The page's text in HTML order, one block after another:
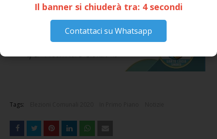
Tags:
Il banner si chiuderà tra: 2secondi
Contattaci su Whatsapp